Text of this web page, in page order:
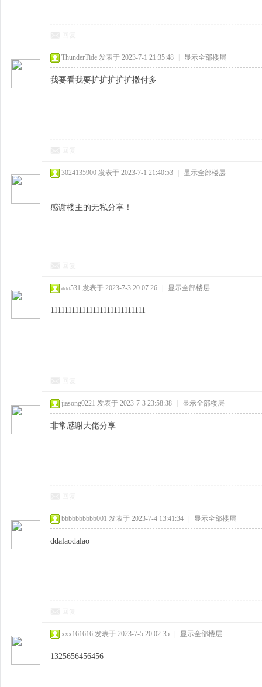
ThunderTide 发表于 2023-7-1 21:35:48 显示全部楼层
我要看我要扩扩扩扩扩撒付多
3024135900 发表于 2023-7-1 21:40:53 显示全部楼层
感谢楼主的无私分享！
aaa531 发表于 2023-7-3 20:07:26 显示全部楼层
111111111111111111111111111
jiasong0221 发表于 2023-7-3 23:58:38 显示全部楼层
非常感谢大佬分享
bbbbbbbbbb001 发表于 2023-7-4 13:41:34 显示全部楼层
ddalaodalao
xxx161616 发表于 2023-7-5 20:02:35 显示全部楼层
1325656456456